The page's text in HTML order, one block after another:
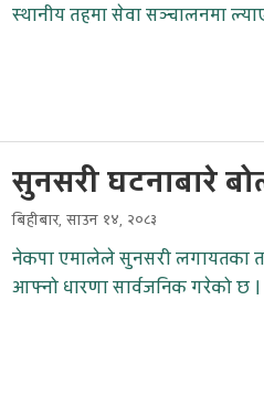
स्थानीय तहमा सेवा सञ्चालनमा
सुनसरी घटनाबारे
बिहीबार, साउन १४, २०८३
नेकपा एमालेले सुनसरी लगायतका
आफ्नो धारणा सार्वजनिक गरेको छ ।